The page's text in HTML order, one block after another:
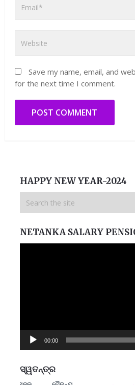
Save my name, email, and
for the next time I comment.
HAPPY NEW YEAR-2024
NETANKA SALARY
00:00
ସ୍ୱତନ୍ତ୍ର